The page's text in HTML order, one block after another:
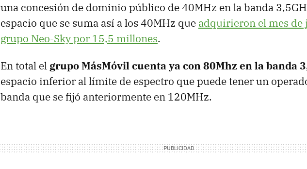
una concesión de dominio público de 40MHz en la banda
espacio que se suma así a los 40MHz que adquirieron el mes de
grupo Neo-Sky por 15,5 millones.
En total el grupo MásMóvil cuenta ya con 80Mhz en la banda
espacio inferior al límite de espectro que puede tener un
banda que se fijó anteriormente en 120MHz.